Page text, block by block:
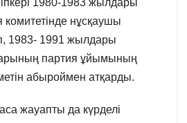
1980-1983 жылдары
комитетінде нұсқаушы
1983- 1991 жылдары
партия ұйымының
абыроймен атқарды.
жауапты да күрделі